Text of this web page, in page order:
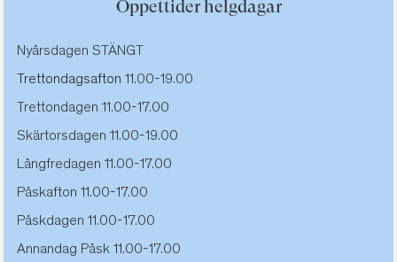
Öppettider helgdagar
Nyårsdagen STÄNGT
Trettondagsafton 11.00-19.00
Trettondagen 11.00-17.00
Skärtorsdagen 11.00-19.00
Långfredagen 11.00-17.00
Påskafton 11.00-17.00
Påskdagen 11.00-17.00
Annandag Påsk 11.00-17.00